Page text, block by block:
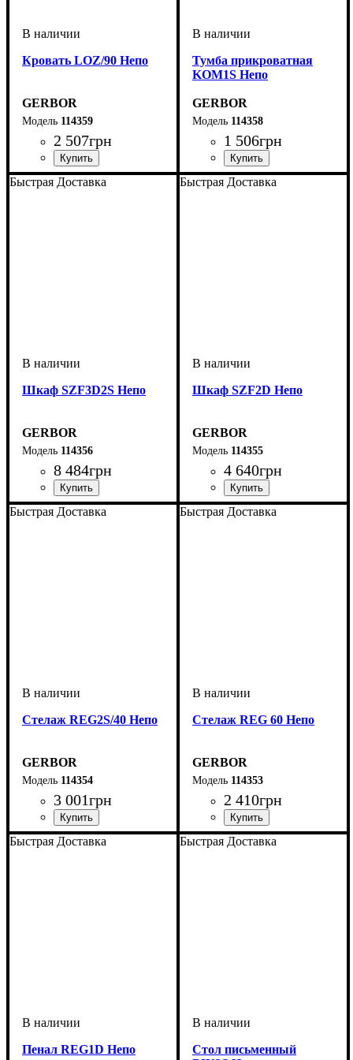
Кровать LOZ/90 Непо
GERBOR
114359
2 507грн
ширина, мм: 950
высота, мм: 660
глубина, мм: 2035
Тумба прикроватная
KOM1S Непо
GERBOR
114358
1 506грн
ширина, мм: 495
высота, мм: 420
глубина, мм: 335
Быстрая Доставка
Шкаф SZF3D2S Непо
GERBOR
114356
8 484грн
ширина, мм: 1185
высота, мм: 1965
глубина, мм: 540
Быстрая Доставка
Шкаф SZF2D Непо
GERBOR
114355
4 640грн
ширина, мм: 800
высота, мм: 1965
глубина, мм: 540
Быстрая Доставка
Стелаж REG2S/40 Непо
GERBOR
114354
3 001грн
ширина, мм: 400
высота, мм: 1965
глубина, мм: 335
Быстрая Доставка
Стелаж REG 60 Непо
GERBOR
114353
2 410грн
ширина, мм: 600
высота, мм: 1965
глубина, мм: 335
Быстрая Доставка
Пенал REG1D Непо
Быстрая Доставка
Стол письменный